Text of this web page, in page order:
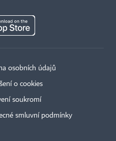
osobních údajů
o cookies
soukromí
smluvní podmínky